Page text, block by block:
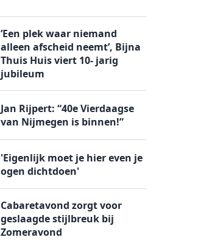
’Een plek waar niemand
alleen afscheid neemt’, Bijna
Thuis Huis viert 10- jarig
jubileum
Jan Rijpert: “40e Vierdaagse
van Nijmegen is binnen!”
'Eigenlijk moet je hier even je
ogen dichtdoen'
Cabaretavond zorgt voor
geslaagde stijlbreuk bij
Zomeravond